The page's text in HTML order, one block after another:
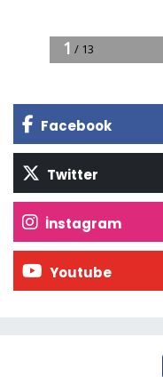
Facebook
Twitter
İnstagram
Youtube